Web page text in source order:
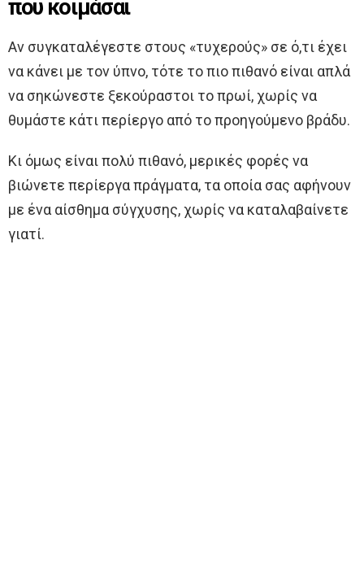
που κοιμάσαι
Αν συγκαταλέγεστε στους «τυχερούς» σε ό,τι έχει
να κάνει με τον ύπνο, τότε το πιο πιθανό είναι απλά
να σηκώνεστε ξεκούραστοι το πρωί, χωρίς να
θυμάστε κάτι περίεργο από το προηγούμενο βράδυ.
Κι όμως είναι πολύ πιθανό, μερικές φορές να
βιώνετε περίεργα πράγματα, τα οποία σας αφήνουν
με ένα αίσθημα σύγχυσης, χωρίς να καταλαβαίνετε
γιατί.